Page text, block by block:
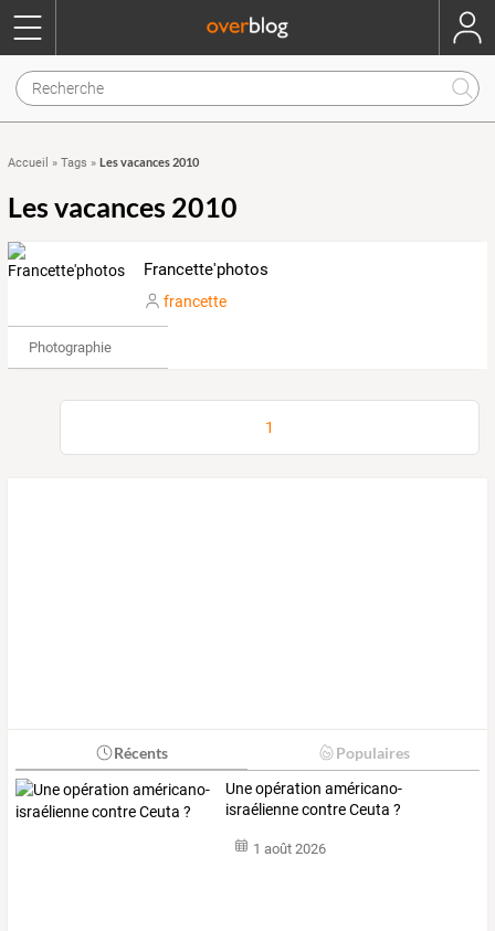
Accueil » Tags » Les vacances 2010
Les vacances 2010
Francette'photos
francette
Photographie
1
Récents Populaires
Une opération américano-
israélienne contre Ceuta ?
1 août 2026